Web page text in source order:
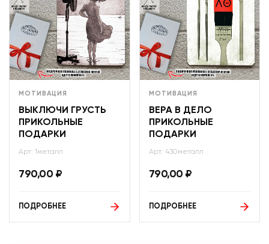
МОТИВАЦИЯ
ВЫКЛЮЧИ ГРУСТЬ
ПРИКОЛЬНЫЕ
ПОДАРКИ
Арт: 1металл
790,00 ₽
ПОДРОБНЕЕ
МОТИВАЦИЯ
ВЕРА В ДЕЛО
ПРИКОЛЬНЫЕ
ПОДАРКИ
Арт: 430металл
790,00 ₽
ПОДРОБНЕЕ